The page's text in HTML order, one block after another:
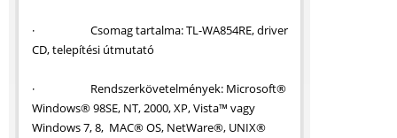
· Csomag tartalma: TL-WA854RE, driver
CD, telepítési útmutató
· Rendszerkövetelmények: Microsoft®
Windows® 98SE, NT, 2000, XP, Vista™ vagy
Windows 7, 8, MAC® OS, NetWare®, UNIX®